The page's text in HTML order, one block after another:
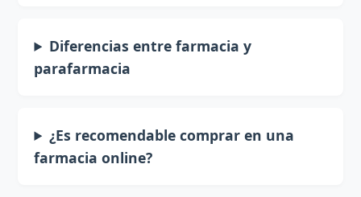
Diferencias entre farmacia y
parafarmacia
¿Es recomendable comprar en una
farmacia online?